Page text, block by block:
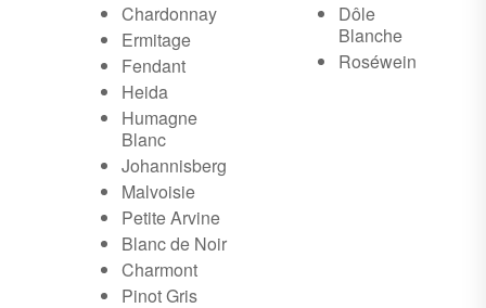
Chardonnay
Ermitage
Fendant
Heida
Humagne
Blanc
Johannisberg
Malvoisie
Petite Arvine
Blanc de Noir
Charmont
Pinot Gris
Dôle
Blanche
Roséwein